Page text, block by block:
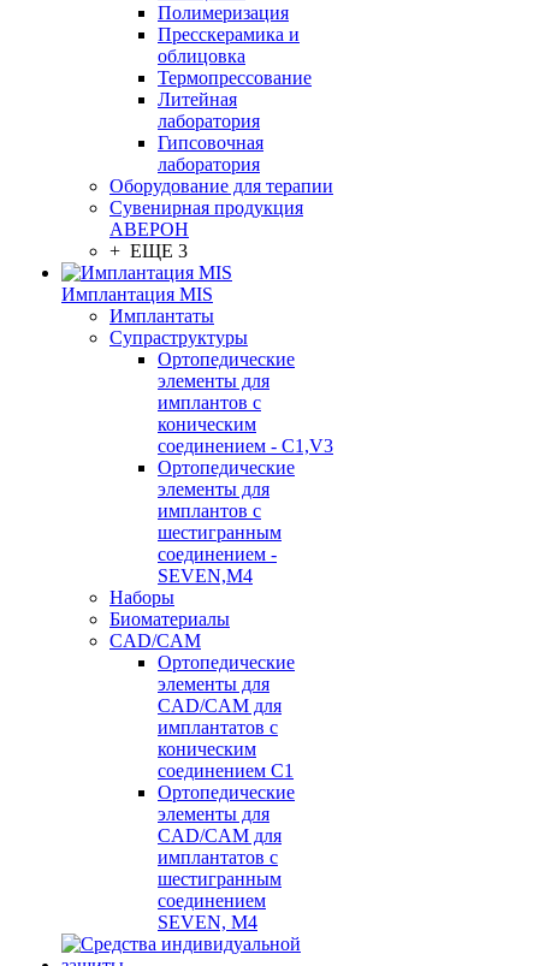
Полимеризация
Пресскерамика и
облицовка
Термопрессование
Литейная
лаборатория
Гипсовочная
лаборатория
Оборудование для терапии
Сувенирная продукция
АВЕРОН
+ ЕЩЕ 3
Имплантация MIS
Имплантаты
Супраструктуры
Ортопедические
элементы для
имплантов с
коническим
соединением - C1,V3
Ортопедические
элементы для
имплантов с
шестигранным
соединением -
SEVEN,M4
Наборы
Биоматериалы
CAD/CAM
Ортопедические
элементы для
CAD/CAM для
имплантатов с
коническим
соединением С1
Ортопедические
элементы для
CAD/CAM для
имплантатов с
шестигранным
соединением
SEVEN, М4